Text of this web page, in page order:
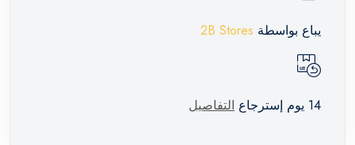
يباع بواسطة 2B Stores
14 يوم إسترجاع التفاصيل